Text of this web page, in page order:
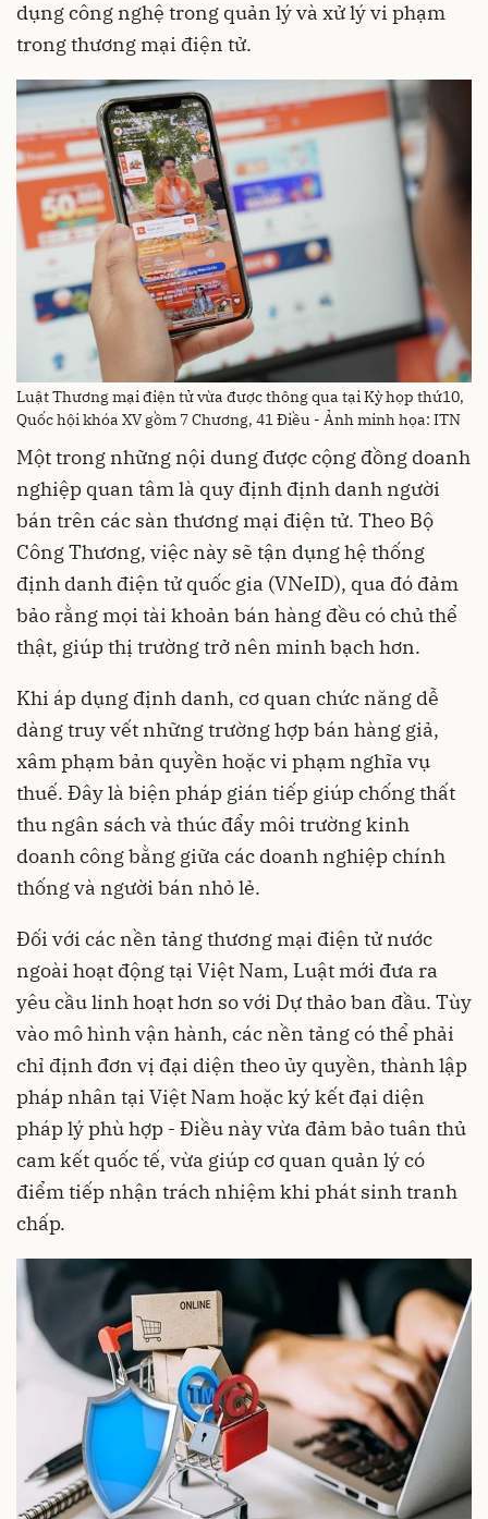
dụng công nghệ trong quản lý và xử lý vi phạm
trong thương mại điện tử.
Luật Thương mại điện tử vừa được thông qua tại Kỳ họp thứ10,
Quốc hội khóa XV gồm 7 Chương, 41 Điều - Ảnh minh họa: ITN
Một trong những nội dung được cộng đồng doanh
nghiệp quan tâm là quy định định danh người
bán trên các sàn thương mại điện tử. Theo Bộ
Công Thương, việc này sẽ tận dụng hệ thống
định danh điện tử quốc gia (VNeID), qua đó đảm
bảo rằng mọi tài khoản bán hàng đều có chủ thể
thật, giúp thị trường trở nên minh bạch hơn.
Khi áp dụng định danh, cơ quan chức năng dễ
dàng truy vết những trường hợp bán hàng giả,
xâm phạm bản quyền hoặc vi phạm nghĩa vụ
thuế. Đây là biện pháp gián tiếp giúp chống thất
thu ngân sách và thúc đẩy môi trường kinh
doanh công bằng giữa các doanh nghiệp chính
thống và người bán nhỏ lẻ.
Đối với các nền tảng thương mại điện tử nước
ngoài hoạt động tại Việt Nam, Luật mới đưa ra
yêu cầu linh hoạt hơn so với Dự thảo ban đầu. Tùy
vào mô hình vận hành, các nền tảng có thể phải
chỉ định đơn vị đại diện theo ủy quyền, thành lập
pháp nhân tại Việt Nam hoặc ký kết đại diện
pháp lý phù hợp - Điều này vừa đảm bảo tuân thủ
cam kết quốc tế, vừa giúp cơ quan quản lý có
điểm tiếp nhận trách nhiệm khi phát sinh tranh
chấp.